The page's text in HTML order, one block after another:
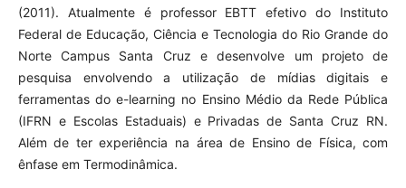
(2011). Atualmente é professor EBTT efetivo do Instituto
Federal de Educação, Ciência e Tecnologia do Rio Grande do
Norte Campus Santa Cruz e desenvolve um projeto de
pesquisa envolvendo a utilização de mídias digitais e
ferramentas do e-learning no Ensino Médio da Rede Pública
(IFRN e Escolas Estaduais) e Privadas de Santa Cruz RN.
Além de ter experiência na área de Ensino de Física, com
ênfase em Termodinâmica.